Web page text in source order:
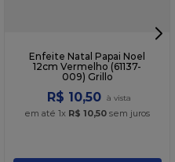
Enfeite Natal Papai Noel
12cm Vermelho (61137-
009) Grillo
R$ 10,50
em até 1x R$ 10,50 sem juros